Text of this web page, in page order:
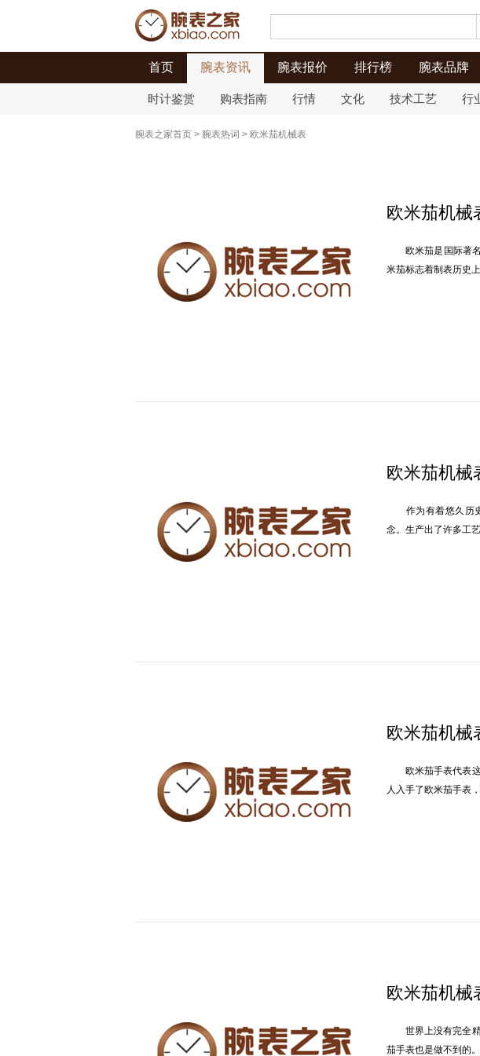
首页 腕表资讯 腕表报价 排行榜 腕表品牌
时计鉴赏 购表指南 行情 文化 技术工艺 行
腕表之家首页 > 腕表热词 > 欧米茄机械表
欧米茄机械
欧米茄是国际著名
米茄标志着制表历史
欧米茄机械
作为有着悠久历史
念。生产出了许多工
欧米茄机械
欧米茄手表代表这
人入手了欧米茄手表
欧米茄机械
世界上没有完全精
茄手表也是做不到的